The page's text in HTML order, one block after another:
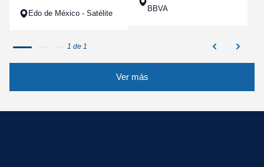
Edo de México - Satélite
BBVA
1 de 1
Ver más